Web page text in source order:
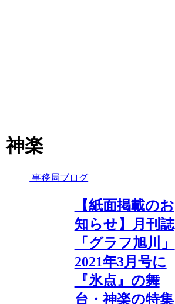
神楽
事務局ブログ
【紙面掲載のお
知らせ】月刊誌
「グラフ旭川」
2021年3月号に
『氷点』の舞
台・神楽の特集